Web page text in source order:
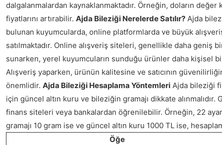
dalgalanmalardan kaynaklanmaktadır. Örneğin, doların değer
fiyatlarını artırabilir. Ajda Bileziği Nerelerde Satılır? Ajda
bulunan kuyumcularda, online platformlarda ve büyük
satılmaktadır. Online alışveriş siteleri, genellikle daha geniş
sunarken, yerel kuyumcuların sunduğu ürünler daha kişisel
Alışveriş yaparken, ürünün kalitesine ve satıcının
önemlidir. Ajda Bileziği Hesaplama Yöntemleri Ajda bileziği
için güncel altın kuru ve bileziğin gramajı dikkate alınmalıdır.
finans siteleri veya bankalardan öğrenilebilir. Örneğin, 22
gramajı 10 gram ise ve güncel altın kuru 1000 TL ise,
Öğe